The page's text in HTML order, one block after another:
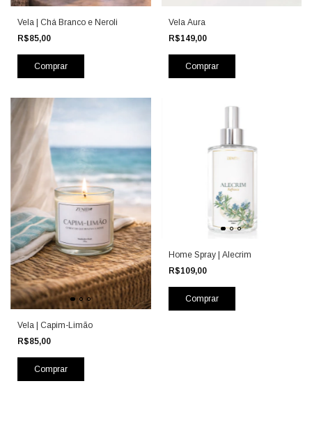
Vela | Chá Branco e Neroli
R$85,00
Vela Aura
R$149,00
Vela | Capim-Limão
R$85,00
Home Spray | Alecrim
R$109,00